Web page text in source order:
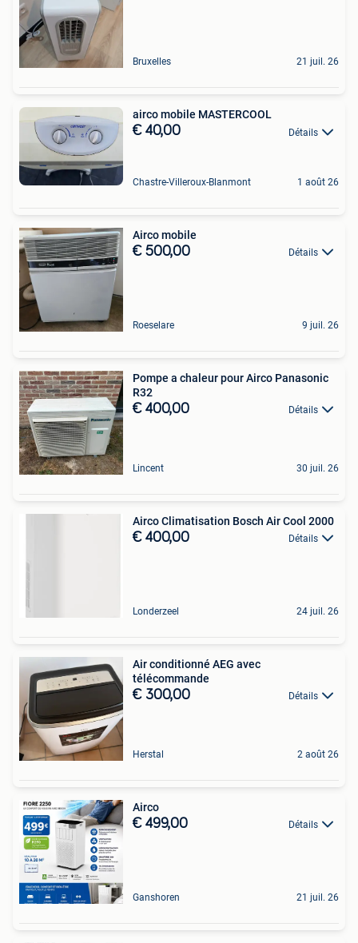
Bruxelles 21 juil. 26
airco mobile MASTERCOOL
€ 40,00 Détails
Chastre-Villeroux-Blanmont 1 août 26
Airco mobile
€ 500,00 Détails
Roeselare 9 juil. 26
Pompe a chaleur pour Airco Panasonic
R32
€ 400,00 Détails
Lincent 30 juil. 26
Airco Climatisation Bosch Air Cool 2000
€ 400,00 Détails
Londerzeel 24 juil. 26
Air conditionné AEG avec
télécommande
€ 300,00 Détails
Herstal 2 août 26
Airco
€ 499,00 Détails
Ganshoren 21 juil. 26